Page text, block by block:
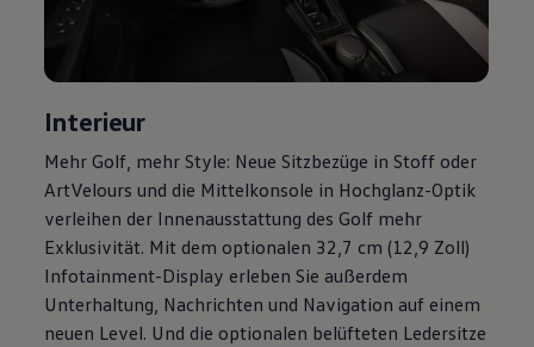
Pannen- und Unfallhilfe
Interieur
Mehr Golf , mehr Style: Neue Sitzbezüge in Stoff oder
ArtVelours und die Mittelkonsole in Hochglanz-Optik
verleihen der Innenausstattung des Golf mehr
Exklusivität. Mit dem optionalen 32,7 cm (12,9 Zoll)
Infotainment-Display erleben Sie außerdem
Unterhaltung, Nachrichten und Navigation auf einem
neuen Level. Und die optionalen belüfteten Ledersitze